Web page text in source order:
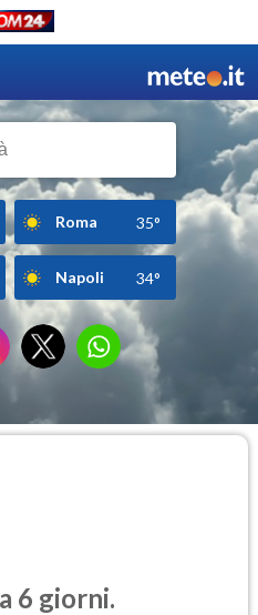
Roma 35°
Napoli 34°
6 giorni.